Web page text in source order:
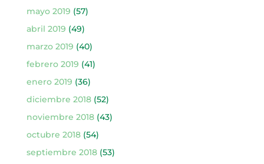
mayo 2019 (57)
abril 2019 (49)
marzo 2019 (40)
febrero 2019 (41)
enero 2019 (36)
diciembre 2018(52)
noviembre 2018(43)
octubre 2018(54)
septiembre 2018(53)